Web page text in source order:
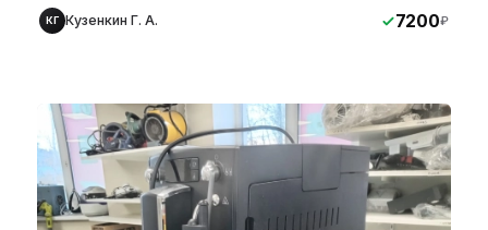
КГ Кузенкин Г. А. 7200₽